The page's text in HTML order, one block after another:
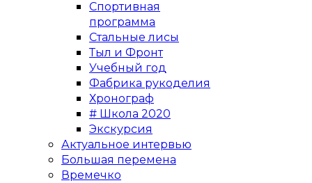
Спортивная
программа
Стальные лисы
Тыл и Фронт
Учебный год
Фабрика рукоделия
Хронограф
# Школа 2020
Экскурсия
Актуальное интервью
Большая перемена
Времечко